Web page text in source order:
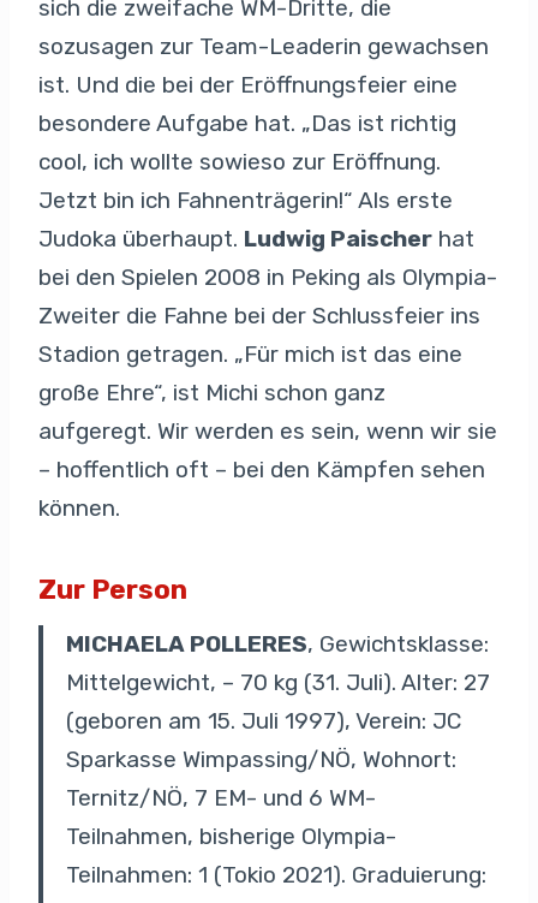
sich die zweifache WM-Dritte, die
sozusagen zur Team-Leaderin gewachsen
ist. Und die bei der Eröffnungsfeier eine
besondere Aufgabe hat. „Das ist richtig
cool, ich wollte sowieso zur Eröffnung.
Jetzt bin ich Fahnenträgerin!“ Als erste
Judoka überhaupt. Ludwig Paischer hat
bei den Spielen 2008 in Peking als Olympia-
Zweiter die Fahne bei der Schlussfeier ins
Stadion getragen. „Für mich ist das eine
große Ehre“, ist Michi schon ganz
aufgeregt. Wir werden es sein, wenn wir sie
– hoffentlich oft – bei den Kämpfen sehen
können.
Zur Person
MICHAELA POLLERES, Gewichtsklasse:
Mittelgewicht, – 70 kg (31. Juli). Alter: 27
(geboren am 15. Juli 1997), Verein: JC
Sparkasse Wimpassing/NÖ, Wohnort:
Ternitz/NÖ, 7 EM- und 6 WM-
Teilnahmen, bisherige Olympia-
Teilnahmen: 1 (Tokio 2021). Graduierung: